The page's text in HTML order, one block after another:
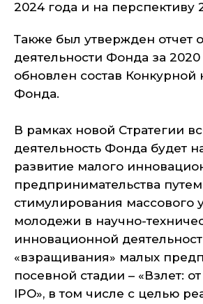
2024 года и на перспективу
Также был утвержден отчет о
деятельности Фонда за 2020
обновлен состав Конкурной
Фонда.
В рамках новой Стратегии
деятельность Фонда будет
развитие малого
предпринимательства путем
стимулирования массового
молодежи в научно-
инновационной
«взращивания» малых
посевной стадии – «Взлет: от
IPO», в том числе с целью